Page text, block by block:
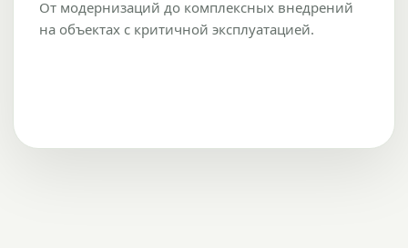
От модернизаций до комплексных внедрений
на объектах с критичной эксплуатацией.